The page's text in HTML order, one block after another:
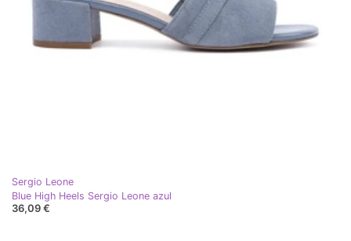
Sergio Leone
Blue High Heels Sergio Leone azul
36,09 €